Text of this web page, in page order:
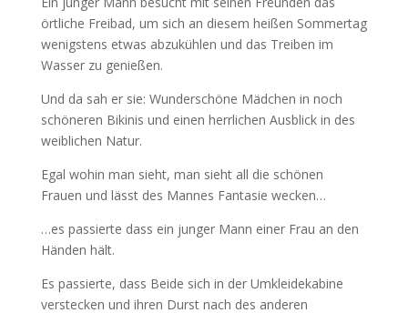
örtliche Freibad, um sich an diesem heißen Sommertag
wenigstens etwas abzukühlen und das Treiben im
Wasser zu genießen.
Und da sah er sie: Wunderschöne Mädchen in noch
schöneren Bikinis und einen herrlichen Ausblick in des
weiblichen Natur.
Egal wohin man sieht, man sieht all die schönen
Frauen und lässt des Mannes Fantasie wecken…
…es passierte dass ein junger Mann einer Frau an den
Händen hält.
Es passierte, dass Beide sich in der Umkleidekabine
verstecken und ihren Durst nach des anderen